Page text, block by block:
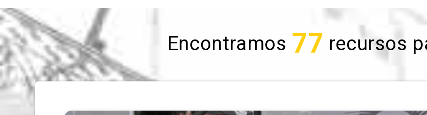
Encontramos 77 recursos